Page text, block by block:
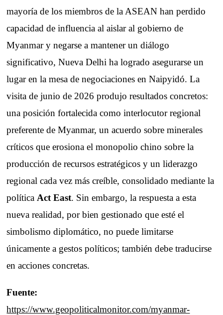
mayoría de los miembros de la ASEAN han perdido
capacidad de influencia al aislar al gobierno de
Myanmar y negarse a mantener un diálogo
significativo, Nueva Delhi ha logrado asegurarse un
lugar en la mesa de negociaciones en Naipyidó. La
visita de junio de 2026 produjo resultados concretos:
una posición fortalecida como interlocutor regional
preferente de Myanmar, un acuerdo sobre minerales
críticos que erosiona el monopolio chino sobre la
producción de recursos estratégicos y un liderazgo
regional cada vez más creíble, consolidado mediante la
política Act East. Sin embargo, la respuesta a esta
nueva realidad, por bien gestionado que esté el
simbolismo diplomático, no puede limitarse
únicamente a gestos políticos; también debe traducirse
en acciones concretas.
Fuente:
https://www.geopoliticalmonitor.com/myanmar-